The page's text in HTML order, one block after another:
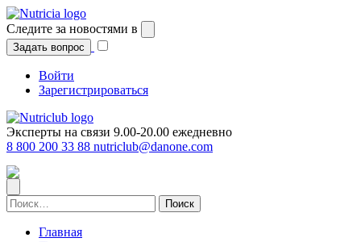
Перейти
к
содержимому
Следите за новостями в
Задать вопрос
Войти
Зарегистрироваться
Эксперты на связи 9.00-20.00 ежедневно
8 800 200 33 88 nutriclub@danone.com
Найти:
Главная